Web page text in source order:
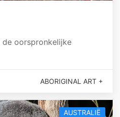
oorspronkelijke
ABORIGINAL ART +
AUSTRALIË